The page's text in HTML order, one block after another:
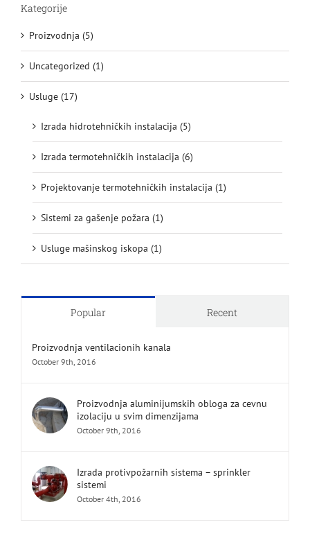
Kategorije
Proizvodnja (5)
Uncategorized (1)
Usluge (17)
Izrada hidrotehničkih instalacija (5)
Izrada termotehničkih instalacija (6)
Projektovanje termotehničkih instalacija (1)
Sistemi za gašenje požara (1)
Usluge mašinskog iskopa (1)
Popular Recent
Proizvodnja ventilacionih kanala
October 9th, 2016
Proizvodnja aluminijumskih obloga za cevnu
izolaciju u svim dimenzijama
October 9th, 2016
Izrada protivpožarnih sistema – sprinkler
sistemi
October 4th, 2016